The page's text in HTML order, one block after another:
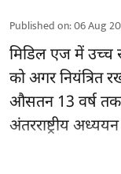
Published on:06 Aug
मिडिल एज में उच्च
को अगर नियंत्रित
औसतन 13 वर्ष तक
अंतरराष्ट्रीयअध्ययन